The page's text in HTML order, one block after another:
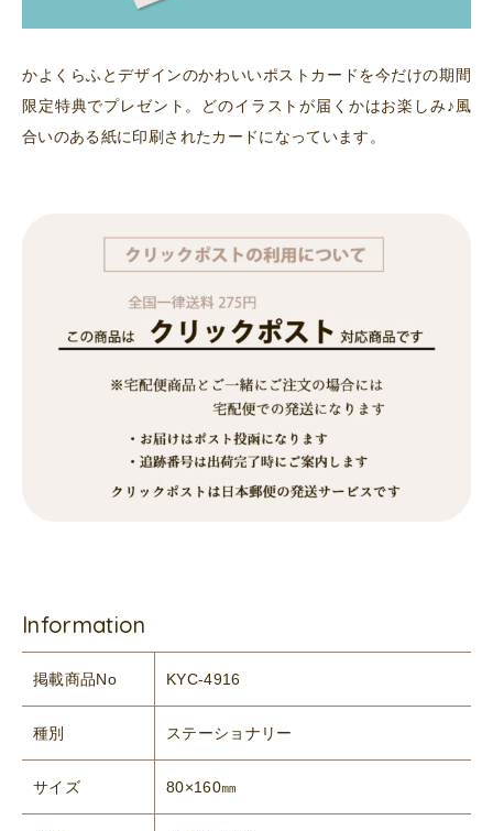
かよくらふとデザインのかわいいポストカードを今だけの期間
限定特典でプレゼント。どのイラストが届くかはお楽しみ♪風
合いのある紙に印刷されたカードになっています。
Information
掲載商品No KYC-4916
種別 ステーショナリー
サイズ 80×160㎜